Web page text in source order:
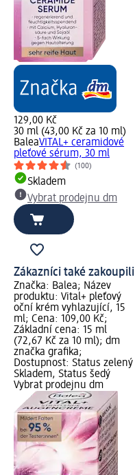
129,00 Kč
30 ml (43,00 Kč za 10 ml)
BaleaVITAL+ ceramidové
pleťové sérum, 30 ml
(100)
Skladem
Vybrat prodejnu dm
Zákazníci také zakoupili
Značka: Balea; Název
produktu: Vital+ pleťový
oční krém vyhlazující, 15
ml; Cena: 109,00 Kč;
Základní cena: 15 ml
(72,67 Kč za 10 ml); dm
značka grafika;
Dostupnost: Status zelený
Skladem, Status šedý
Vybrat prodejnu dm